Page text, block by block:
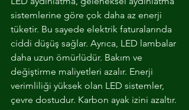
sistemlerine göre çok daha az enerji
tüketir. Bu sayede elektrik faturalarında
ciddi düşüş sağlar. Ayrıca, LED lambalar
daha uzun ömürlüdür. Bakım ve
değiştirme maliyetleri azalır. Enerji
verimliliği yüksek olan LED sistemler,
çevre dostudur. Karbon ayak izini azaltır.